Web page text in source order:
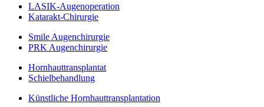
LASIK-Augenoperation
Katarakt-Chirurgie
Smile Augenchirurgie
PRK Augenchirurgie
Hornhauttransplantat
Schielbehandlung
Künstliche Hornhauttransplantation